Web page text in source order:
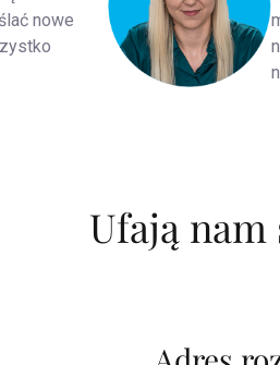
nowe
Ufają